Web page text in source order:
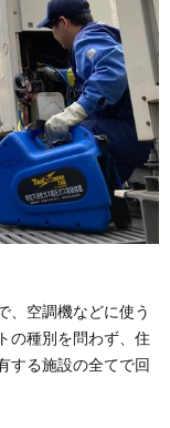
、空調機などに使う
の種別を問わず、住
する施設の全てで回